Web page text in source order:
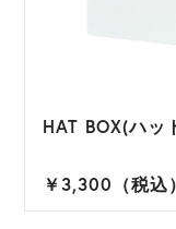
HAT BOX(ハッ
￥3,300（税込）